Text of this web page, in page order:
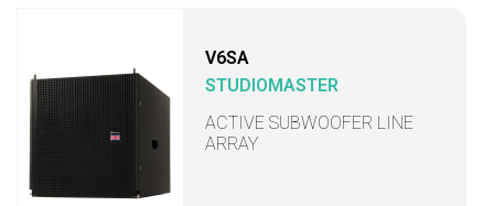
V6SA
STUDIOMASTER
ACTIVE SUBWOOFER LINE
ARRAY